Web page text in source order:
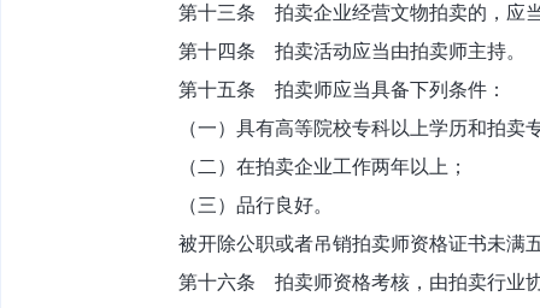
第十三条 拍卖企业经营文物拍卖的，应当
第十四条 拍卖活动应当由拍卖师主持。
第十五条 拍卖师应当具备下列条件：
（一）具有高等院校专科以上学历和拍卖
（二）在拍卖企业工作两年以上；
（三）品行良好。
被开除公职或者吊销拍卖师资格证书未满
第十六条 拍卖师资格考核，由拍卖行业协